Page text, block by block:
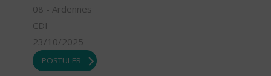
08 - Ardennes
CDI
23/10/2025
POSTULER